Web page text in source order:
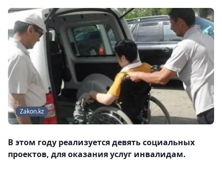
Zakon.kz
В этом году реализуется девять социальных
проектов, для оказания услуг инвалидам.